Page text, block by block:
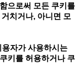
으로써 모든 쿠키를
치거나, 아니면 모
자가 사용하시는
키를 허용하거나 쿠